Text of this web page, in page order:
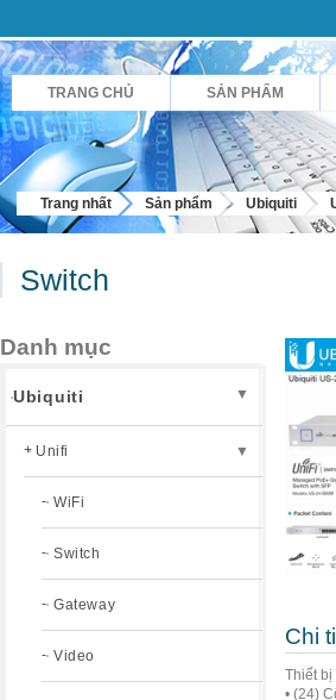
Trang nhất Sản phẩm Ubiquiti
Switch
Danh mục
Ubiquiti ▼
Unifi ▼
WiFi
Switch
Gateway
Video
Chi
Thiết bị
• (24)
TRANG CHỦ SẢN PHẨM